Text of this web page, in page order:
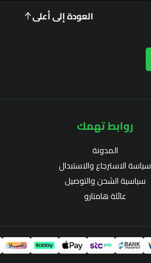
العودة إلى أعلى
روابط تهمك
المدونة
سياسة الاسترجاع والاستبدال
سياسية الشحن والتوصيل
عائلة هامتارو